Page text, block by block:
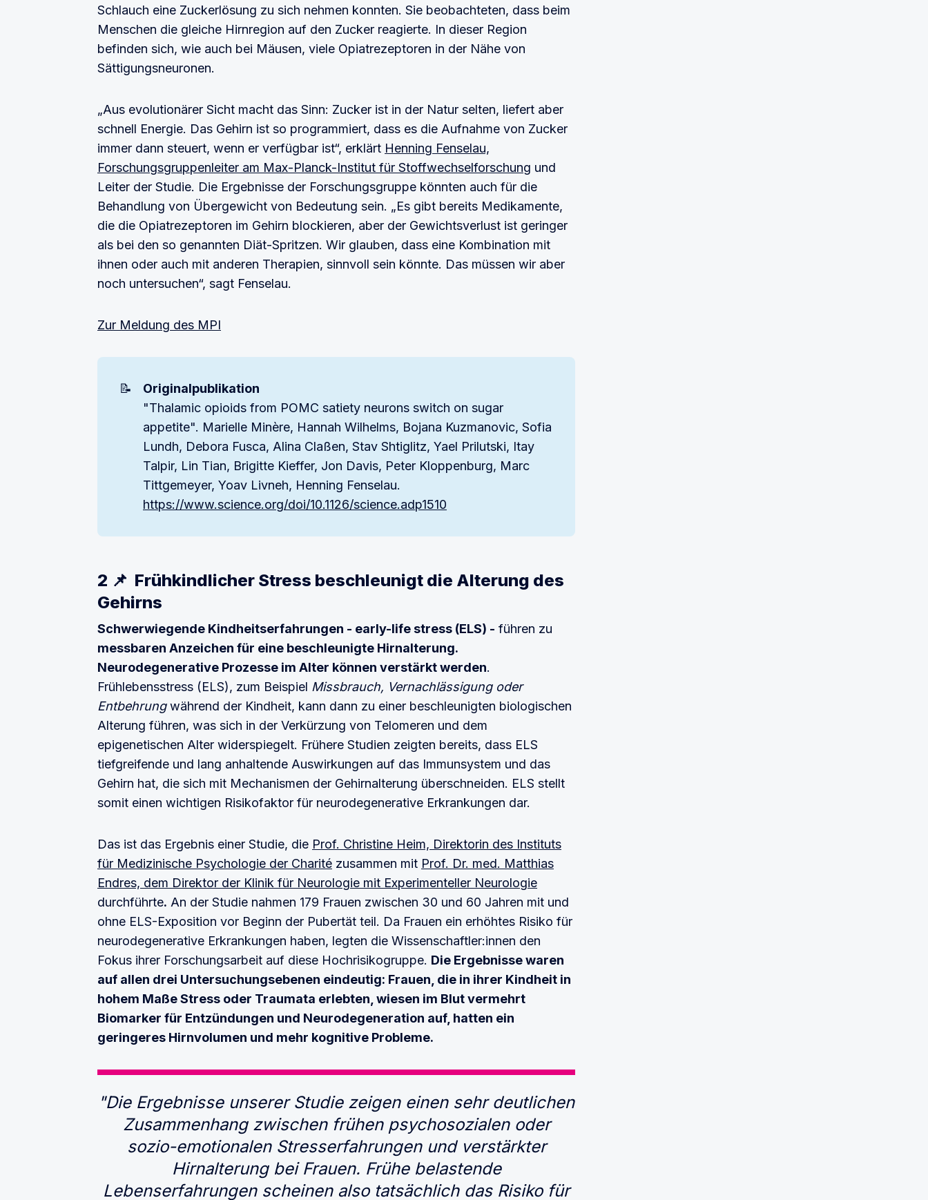
Schlauch eine Zuckerlösung zu sich nehmen konnten. Sie beobachteten, dass beim
Menschen die gleiche Hirnregion auf den Zucker reagierte. In dieser Region
befinden sich, wie auch bei Mäusen, viele Opiatrezeptoren in der Nähe von
Sättigungsneuronen.
„Aus evolutionärer Sicht macht das Sinn: Zucker ist in der Natur selten, liefert aber
schnell Energie. Das Gehirn ist so programmiert, dass es die Aufnahme von Zucker
immer dann steuert, wenn er verfügbar ist“, erklärt Henning Fenselau,
Forschungsgruppenleiter am Max-Planck-Institut für Stoffwechselforschung und
Leiter der Studie. Die Ergebnisse der Forschungsgruppe könnten auch für die
Behandlung von Übergewicht von Bedeutung sein. „Es gibt bereits Medikamente,
die die Opiatrezeptoren im Gehirn blockieren, aber der Gewichtsverlust ist geringer
als bei den so genannten Diät-Spritzen. Wir glauben, dass eine Kombination mit
ihnen oder auch mit anderen Therapien, sinnvoll sein könnte. Das müssen wir aber
noch untersuchen“, sagt Fenselau.
Zur Meldung des MPI
📝
Originalpublikation
"Thalamic opioids from POMC satiety neurons switch on sugar
appetite". Marielle Minère, Hannah Wilhelms, Bojana Kuzmanovic, Sofia
Lundh, Debora Fusca, Alina Claßen, Stav Shtiglitz, Yael Prilutski, Itay
Talpir, Lin Tian, Brigitte Kieffer, Jon Davis, Peter Kloppenburg, Marc
Tittgemeyer, Yoav Livneh, Henning Fenselau.
https://www.science.org/doi/10.1126/science.adp1510
2 📌 Frühkindlicher Stress beschleunigt die Alterung des
Gehirns
Schwerwiegende Kindheitserfahrungen - early-life stress (ELS) - führen zu
messbaren Anzeichen für eine beschleunigte Hirnalterung.
Neurodegenerative Prozesse im Alter können verstärkt werden.
Frühlebensstress (ELS), zum Beispiel Missbrauch, Vernachlässigung oder
Entbehrungwährend der Kindheit, kann dann zu einer beschleunigten biologischen
Alterung führen, was sich in der Verkürzung von Telomeren und dem
epigenetischen Alter widerspiegelt. Frühere Studien zeigten bereits, dass ELS
tiefgreifende und lang anhaltende Auswirkungen auf das Immunsystem und das
Gehirn hat, die sich mit Mechanismen der Gehirnalterung überschneiden. ELS stellt
somit einen wichtigen Risikofaktor für neurodegenerative Erkrankungen dar.
Das ist das Ergebnis einer Studie, die Prof. Christine Heim, Direktorin des Instituts
für Medizinische Psychologie der Charité zusammen mit Prof. Dr. med. Matthias
Endres, dem Direktor der Klinik für Neurologie mit Experimenteller Neurologie
durchführte. An der Studie nahmen 179 Frauen zwischen 30 und 60 Jahren mit und
ohne ELS-Exposition vor Beginn der Pubertät teil. Da Frauen ein erhöhtes Risiko für
neurodegenerative Erkrankungen haben, legten die Wissenschaftler:innen den
Fokus ihrer Forschungsarbeit auf diese Hochrisikogruppe. Die Ergebnisse waren
auf allen drei Untersuchungsebenen eindeutig: Frauen, die in ihrer Kindheit in
hohem Maße Stress oder Traumata erlebten, wiesen im Blut vermehrt
Biomarker für Entzündungen und Neurodegeneration auf, hatten ein
geringeres Hirnvolumen und mehr kognitive Probleme.
"Die Ergebnisse unserer Studie zeigen einen sehr deutlichen
Zusammenhang zwischen frühen psychosozialen oder
sozio-emotionalen Stresserfahrungen und verstärkter
Hirnalterung bei Frauen. Frühe belastende
Lebenserfahrungen scheinen also tatsächlich das Risiko für